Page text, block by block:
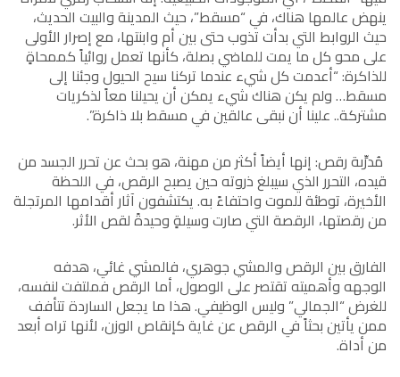
ينهض عالمها هناك، في “مسقط”، حيث المدينة والبيت الحديث،
حيث الروابط التي بدأت تذوب حتى بين أم وابنتها، مع إصرار الأولى
على محو كل ما يمت للماضي بصلة، كأنها تعمل روائياً كممحاةٍ
للذاكرة: “أعدمت كل شيء عندما تركنا سيح الحيول وجئنا إلى
مسقط… ولم يكن هناك شيء يمكن أن يحيلنا معاً لذكريات
مشتركة.. علينا أن نبقى عالقين في مسقط بلا ذاكرة”.
مُدرِّبة رقص: إنها أيضاً أكثر من مهنة، هو بحث عن تحرر الجسد من
قيده، التحرر الذي سيبلغ ذروته حين يصبح الرقص، في اللحظة
الأخيرة، توطئة للموت واحتفاءً به. يكتشفون آثار أقدامها المرتجلة
من رقصتها، الرقصة التي صارت وسيلةٍ وحيدةً لقص الأثر.
الفارق بين الرقص والمشي جوهري، فالمشي غائي، هدفه
الوجهه وأهميته تقتصر على الوصول، أما الرقص فملتفت لنفسه،
للغرض “الجمالي” وليس الوظيفي. هذا ما يجعل الساردة تتأفف
ممن يأتين بحثاً في الرقص عن غاية كإنقاص الوزن، لأنها تراه أبعد
من أداة.